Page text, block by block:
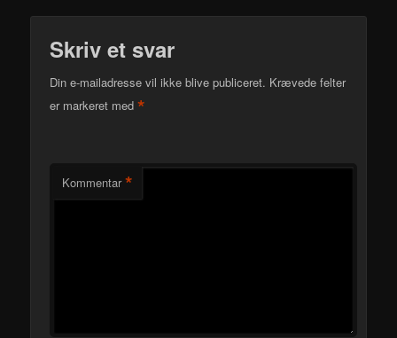
Skriv et svar
Din e-mailadresse vil ikke blive publiceret. Krævede felter
er markeret med*
Kommentar *